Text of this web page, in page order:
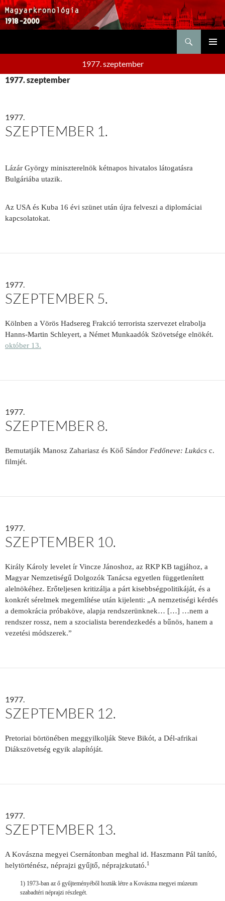
1977. szeptember
1977. szeptember
1977.
SZEPTEMBER 1.
Lázár György minisz­terelnök kétnapos hivatalos látogatásra
Bulgáriába utazik.
Az USA és Kuba 16 évi szünet után újra felveszi a diplomáciai
kapcsolatokat.
1977.
SZEPTEMBER 5.
Kölnben a Vörös Hadsereg Frakció terrorista szervezet elrabolja
Hanns-Martin Schleyert, a Német Munkaadók Szövetsége elnökét.
október 13.
1977.
SZEPTEMBER 8.
Bemutatják Manosz Zahariasz és Köő Sándor Fedőneve: Lukács c.
filmjét.
1977.
SZEPTEMBER 10.
Király Károly levelet ír Vincze Jánoshoz, az RKP KB tagjához, a
Magyar Nemzetiségű Dolgozók Tanácsa egyetlen függetlenített
alelnökéhez. Erőteljesen kritizálja a párt kisebbségpolitikáját, és a
konkrét sérelmek megemlítése után kijelenti: „A nemzetiségi kérdés
a demokrácia próbaköve, alapja rendszerünknek… […] …nem a
rendszer rossz, nem a szocialista berendezkedés a bűnös, hanem a
vezetési módszerek.”
1977.
SZEPTEMBER 12.
Pretoriai börtönében meggyilkolják Steve Bikót, a Dél-afrikai
Diákszövetség egyik alapítóját.
1977.
SZEPTEMBER 13.
A Kovászna megyei Csernátonban meghal id. Haszmann Pál tanító,
helytörténész, néprajzi gyűjtő, néprajzkutató.1
1) 1973-ban az ő gyűjteményéből hozták létre a Kovászna megyei múzeum
szabadtéri néprajzi részlegét.